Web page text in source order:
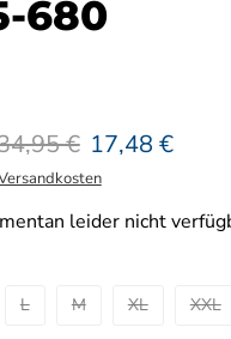
680
Preis
€ Aktueller
17,48 €
leider nicht
L M XL XXL